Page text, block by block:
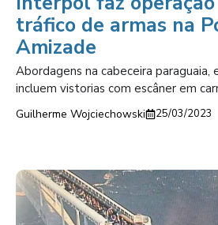
tráfico de armas na
Amizade
Abordagens na cabeceira paraguaia,
incluem vistorias com escâner em
Guilherme Wojciechowski 25/03/2023